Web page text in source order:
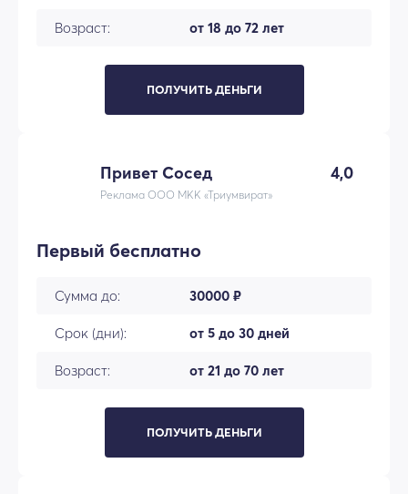
Возраст: от 18 до 72 лет
ПОЛУЧИТЬ ДЕНЬГИ
Привет Сосед 4,0
Реклама ООО МКК «Триумвират»
Первый бесплатно
Сумма до: 30000 ₽
Срок (дни): от 5 до 30 дней
Возраст: от 21 до 70 лет
ПОЛУЧИТЬ ДЕНЬГИ